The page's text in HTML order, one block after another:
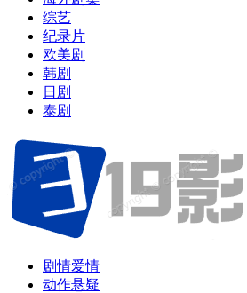
综艺
纪录片
欧美剧
韩剧
日剧
泰剧
剧情爱情
动作悬疑